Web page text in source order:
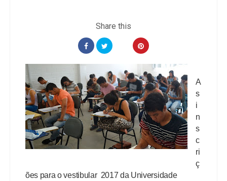
A
s
i
n
s
c
ri
ç
ões para o vestibular 2017 da Universidade